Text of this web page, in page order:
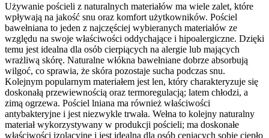
Używanie pościeli z naturalnych materiałów ma wiele zalet, które
wpływają na jakość snu oraz komfort użytkowników. Pościel
bawełniana to jeden z najczęściej wybieranych materiałów ze
względu na swoje właściwości oddychające i hipoalergiczne. Dzięki
temu jest idealna dla osób cierpiących na alergie lub mających
wrażliwą skórę. Naturalne włókna bawełniane dobrze absorbują
wilgoć, co sprawia, że skóra pozostaje sucha podczas snu.
Kolejnym popularnym materiałem jest len, który charakteryzuje się
doskonałą przewiewnością oraz termoregulacją; latem chłodzi, a
zimą ogrzewa. Pościel lniana ma również właściwości
antybakteryjne i jest niezwykle trwała. Wełna to kolejny naturalny
materiał wykorzystywany w produkcji pościeli; ma doskonałe
właściwości izolacyjne i jest idealna dla osób ceniących sobie ciepło